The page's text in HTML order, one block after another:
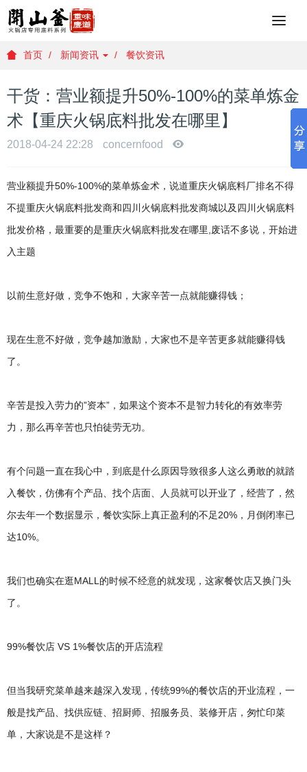
重
底
料
批
火
锅
料
锅
，
底
料
厂
首页 新闻资讯 餐饮资讯
干货：营业额提升50%-100%的菜单炼金
术【重庆火锅底料批发在哪里】
2018-04-24 22:28 concernfood
营业额提升50%-100%的菜单炼金术，说道重庆火锅底料厂排名不得
不提重庆火锅底料批发商和四川火锅底料批发商城以及四川火锅底料
批发价格，最重要的是重庆火锅底料批发在哪里,废话不多说，开始进
入主题
以前生意好做，竞争不饱和，大家辛苦一点就能赚得钱；
现在生意不好做，竞争越加激励，大家也不是辛苦更多就能赚得钱
了。
辛苦是投入劳力的”资本”，如果这个资本不是智力转化的有效率劳
力，那么再辛苦也只怕徒劳无功。
有个问题一直在我心中，到底是什么原因导致很多人这么勇敢的就踏
入餐饮，仿佛有个产品、找个店面、人员就可以开业了，经营了，然
尔去年一个数据显示，餐饮实际上真正盈利的不足20%，月倒闭率已
达10%。
我们也确实在逛MALL的时候不经意的就发现，这家餐饮店又换门头
了。
99%餐饮店 VS 1%餐饮店的开店流程
但当我研究菜单越来越深入发现，传统99%的餐饮店的开业流程，一
般是找产品、找供应链、招厨师、招服务员、装修开店，匆忙印菜
单，大家说是不是这样？